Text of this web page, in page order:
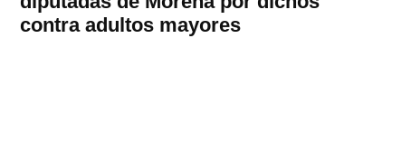
contra adultos mayores